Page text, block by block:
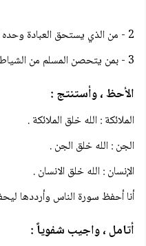
2 - من الذي يستحق العبادة وحده ؟ الله
3 - بمن يتحصن المسلم من الشياطين ؟ بالله عز وجل
الأحظ ، وأستنتج :
الملائكة : الله خلق الملائكة .
الجن : الله خلق الجن .
الإنسان : الله خلق الانسان .
أنا أحفظ سورة الناس وأرددها
أتامل ، واجيب شفوياً :